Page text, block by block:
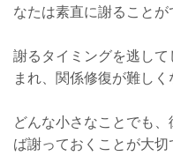
なたは素直に謝ることが
謝るタイミングを逃し
まれ、関係修復が難しく
どんな小さなことでも
ば謝っておくことが大切